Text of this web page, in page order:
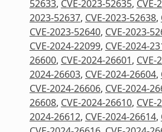
52633, CVE-2023-52635, CVE-
2023-52637, CVE-2023-52638,
CVE-2023-52640, CVE-2023-
CVE-2024-22099, CVE-2024-
26600, CVE-2024-26601, CVE-
2024-26603, CVE-2024-26604,
CVE-2024-26606, CVE-2024-
26608, CVE-2024-26610, CVE-
2024-26612, CVE-2024-26614,